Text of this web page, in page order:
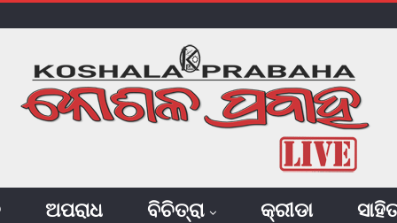
ଅପରାଧ ବିଚିତ୍ରା କ୍ରୀଡା